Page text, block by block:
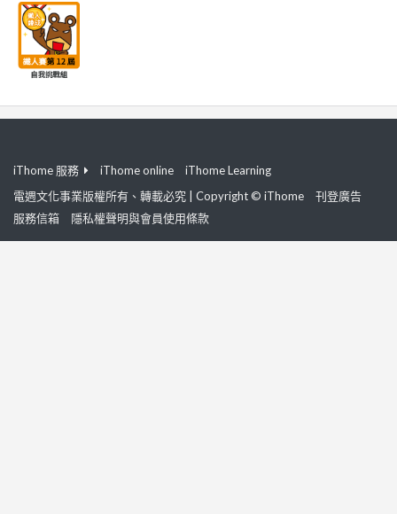
iThome 服務 iThome online
iThome Learning
電週文化事業版權所有、轉載必究 | Copyright © iThome
刊登廣告
服務信箱
隱私權聲明與會員使用條款